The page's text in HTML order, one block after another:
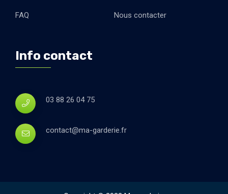
FAQ Nous contacter
Info contact
03 88 26 04 75
contact@ma-garderie.fr